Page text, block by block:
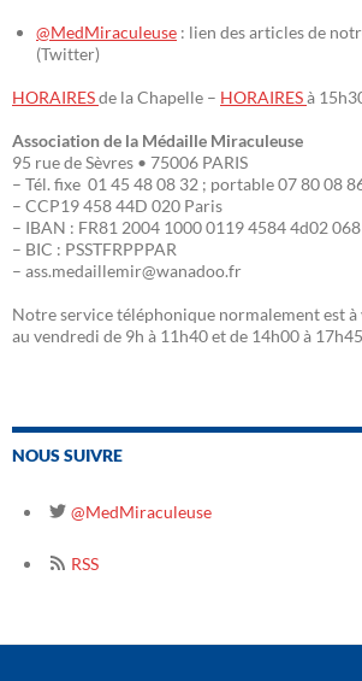
@MedMiraculeuse : lien des articles de
(Twitter)
HORAIRESde la Chapelle – HORAIRESà
Association de la Médaille Miraculeuse
95 rue de Sèvres • 75006 PARIS
– Tél. fixe 01 45 48 08 32 ; portable 07 80 08
– CCP19 458 44D 020 Paris
– IBAN : FR81 2004 1000 0119 4584 4d02 068
– BIC : PSSTFRPPPAR
– ass.medaillemir@wanadoo.fr
Notre service téléphonique normalement est
au vendredi de 9h à 11h40 et de 14h00 à
NOUS SUIVRE
@MedMiraculeuse
RSS